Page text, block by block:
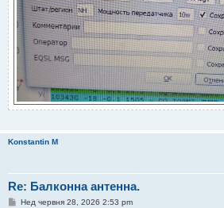
Konstantin M
Re: Балконна антенна.
ПНед червня 28, 2026 2:53 pm